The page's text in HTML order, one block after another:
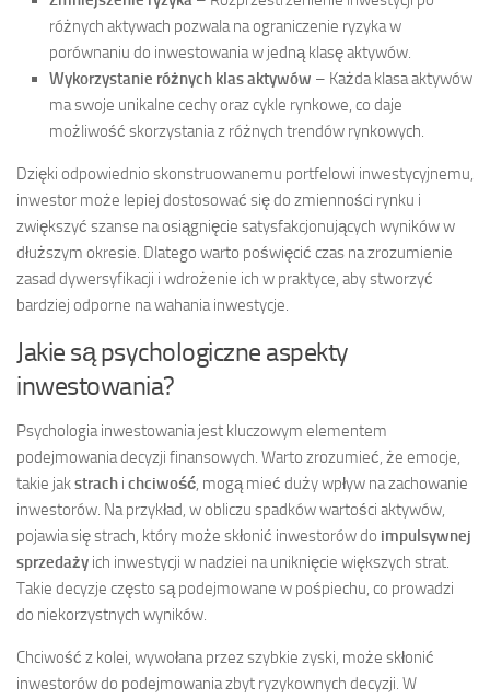
różnych aktywach pozwala na ograniczenie ryzyka w
porównaniu do inwestowania w jedną klasę aktywów.
Wykorzystanie różnych klas aktywów – Każda klasa aktywów
ma swoje unikalne cechy oraz cykle rynkowe, co daje
możliwość skorzystania z różnych trendów rynkowych.
Dzięki odpowiednio skonstruowanemu portfelowi inwestycyjnemu,
inwestor może lepiej dostosować się do zmienności rynku i
zwiększyć szanse na osiągnięcie satysfakcjonujących wyników w
dłuższym okresie. Dlatego warto poświęcić czas na zrozumienie
zasad dywersyfikacji i wdrożenie ich w praktyce, aby stworzyć
bardziej odporne na wahania inwestycje.
Jakie są psychologiczne aspekty
inwestowania?
Psychologia inwestowania jest kluczowym elementem
podejmowania decyzji finansowych. Warto zrozumieć, że emocje,
takie jakstrach i chciwość, mogą mieć duży wpływ na zachowanie
inwestorów. Na przykład, w obliczu spadków wartości aktywów,
pojawia się strach, który może skłonić inwestorów do impulsywnej
sprzedaży ich inwestycji w nadziei na uniknięcie większych strat.
Takie decyzje często są podejmowane w pośpiechu, co prowadzi
do niekorzystnych wyników.
Chciwość z kolei, wywołana przez szybkie zyski, może skłonić
inwestorów do podejmowania zbyt ryzykownych decyzji. W